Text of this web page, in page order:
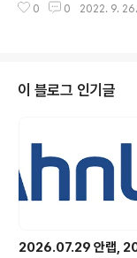
딩 교실! 나도 프로그래머’
0 0 2022. 9. 26.
이 블로그 인기글
2026.07.29 안랩,